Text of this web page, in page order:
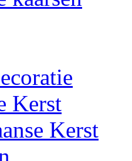
Kerst
Kerst